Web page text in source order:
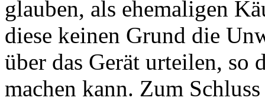
glauben, als ehemaligen
diese keinen Grund die
über das Gerät urteilen, so
machen kann. Zum